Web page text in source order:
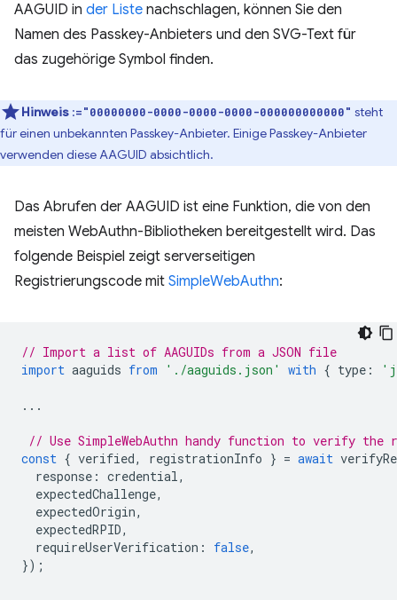
AAGUID in der Liste nachschlagen, können Sie den
Namen des Passkey-Anbieters und den SVG-Text für
das zugehörige Symbol finden.
Hinweis :="00000000-0000-0000-0000-000000000000" steht
für einen unbekannten Passkey-Anbieter. Einige Passkey-Anbieter
verwenden diese AAGUID absichtlich.
Das Abrufen der AAGUID ist eine Funktion, die von den
meisten WebAuthn-Bibliotheken bereitgestellt wird. Das
folgende Beispiel zeigt serverseitigen
Registrierungscode mit SimpleWebAuthn:
// Import a list of AAGUIDs from a JSON file
import aaguids from './aaguids.json' with { type :
...
// Use SimpleWebAuthn handy function to verify
const { verified, registrationInfo } = await
response : credential,
expectedChallenge,
expectedOrigin,
expectedRPID,
requireUserVerification : false,
});